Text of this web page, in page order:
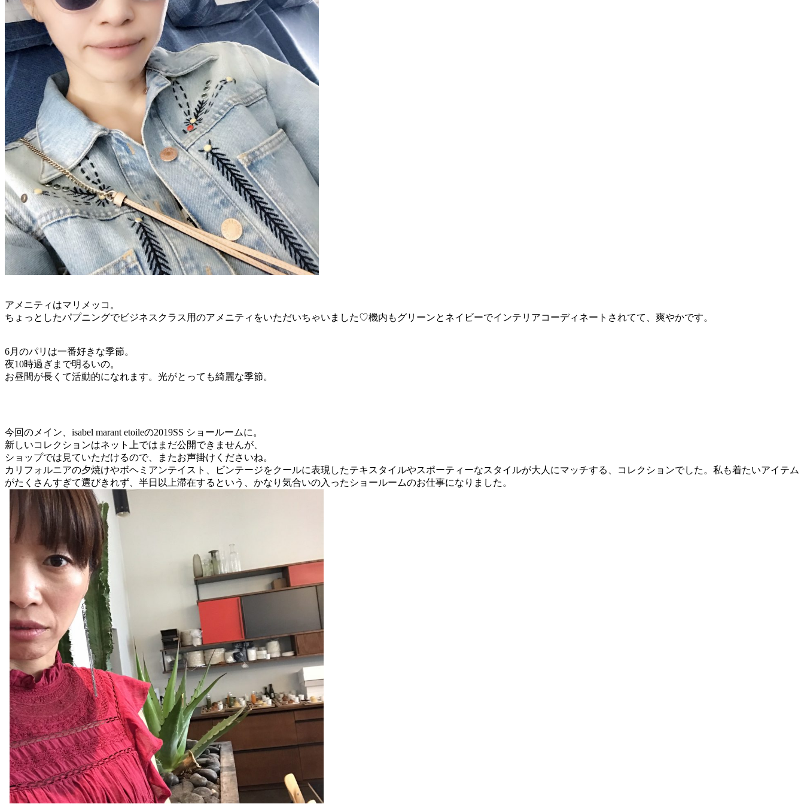
アメニティはマリメッコ。
ちょっとしたパプニングでビジネスクラス用のアメニティをいただいちゃいました♡機内もグリーンとネイビーでインテリアコーディネートされてて、爽やかです。
6月のパリは一番好きな季節。
夜10時過ぎまで明るいの。
お昼間が長くて活動的になれます。光がとっても綺麗な季節。
今回のメイン、isabel marant etoileの2019SS ショールームに。
新しいコレクションはネット上ではまだ公開できませんが、
ショップでは見ていただけるので、またお声掛けくださいね。
カリフォルニアの夕焼けやボヘミアンテイスト、ビンテージをクールに表現したテキスタイルやスポーティーなスタイルが大人にマッチする、コレクションでした。私も着たいアイテム
がたくさんすぎて選びきれず、半日以上滞在するという、かなり気合いの入ったショールームのお仕事になりました。